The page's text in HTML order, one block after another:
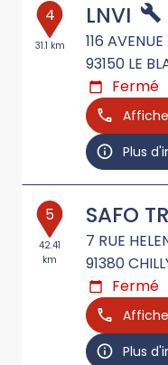
4
31.1 km
LNVI
116
93150 LE
Fermé
Plus
5
42.41
km
SAFO
7 RUE
91380
Fermé
Plus